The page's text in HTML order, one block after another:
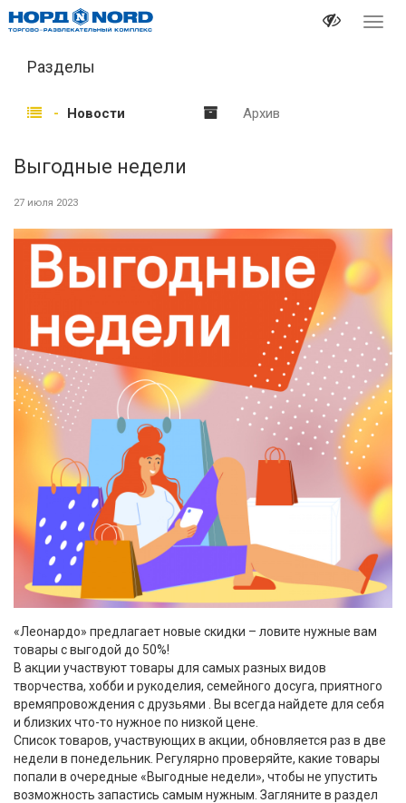
Разделы
Новости Архив
Выгодные недели
27 июля 2023
«Леонардо» предлагает новые скидки – ловите нужные вам
товары с выгодой до 50%!
В акции участвуют товары для самых разных видов
творчества, хобби и рукоделия, семейного досуга, приятного
времяпровождения с друзьями . Вы всегда найдете для себя
и близких что-то нужное по низкой цене.
Список товаров, участвующих в акции, обновляется раз в две
недели в понедельник. Регулярно проверяйте, какие товары
попали в очередные «Выгодные недели», чтобы не упустить
возможность запастись самым нужным. Загляните в раздел